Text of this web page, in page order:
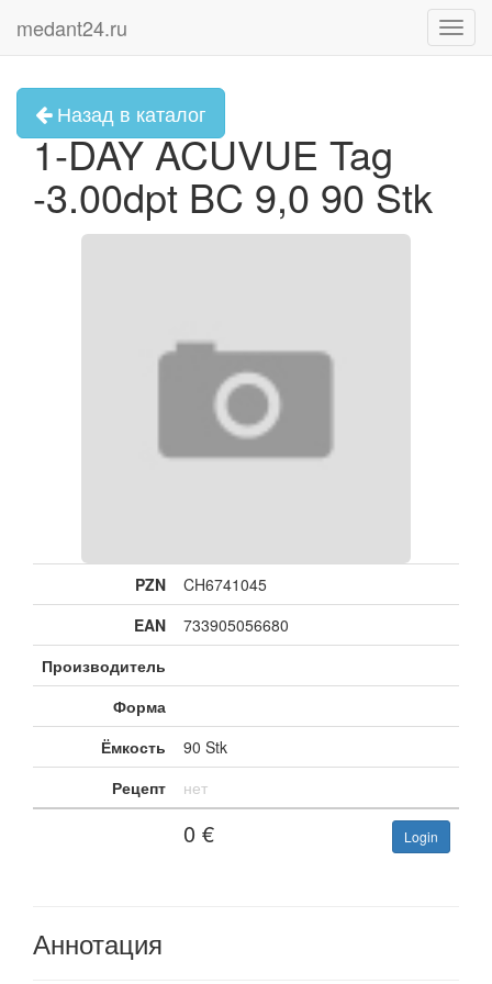
medant24.ru
Назад в каталог
1-DAY ACUVUE Tag
-3.00dpt BC 9,0 90 Stk
PZN
CH6741045
EAN
733905056680
Производитель
Форма
Ёмкость
90 Stk
Рецепт
нет
0 € Login
Аннотация